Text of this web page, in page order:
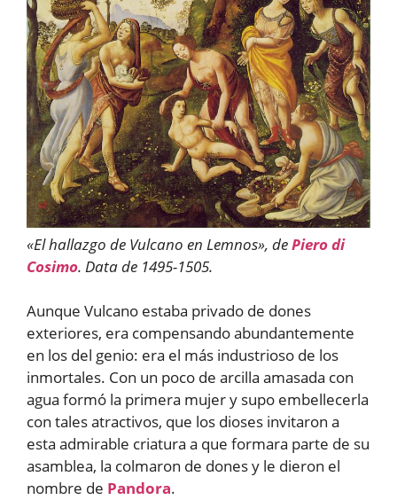
«El hallazgo de Vulcano en Lemnos», dePiero di
Cosimo. Data de 1495-1505.
Aunque Vulcano estaba privado de dones
exteriores, era compensando abundantemente
en los del genio: era el más industrioso de los
inmortales. Con un poco de arcilla amasada con
agua formó la primera mujer y supo embellecerla
con tales atractivos, que los dioses invitaron a
esta admirable criatura a que formara parte de su
asamblea, la colmaron de dones y le dieron el
nombre de Pandora.